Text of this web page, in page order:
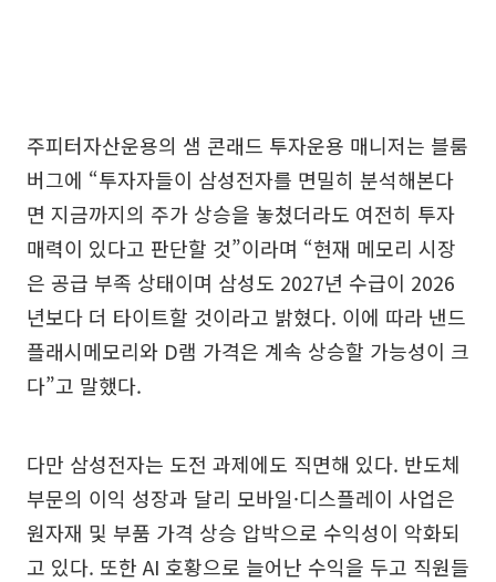
주피터자산운용의 샘 콘래드 투자운용 매니저는 블룸
버그에 “투자자들이 삼성전자를 면밀히 분석해본다
면 지금까지의 주가 상승을 놓쳤더라도 여전히 투자
매력이 있다고 판단할 것”이라며 “현재 메모리 시장
은 공급 부족 상태이며 삼성도 2027년 수급이 2026
년보다 더 타이트할 것이라고 밝혔다. 이에 따라 낸드
플래시메모리와 D램 가격은 계속 상승할 가능성이 크
다”고 말했다.
다만 삼성전자는 도전 과제에도 직면해 있다. 반도체
부문의 이익 성장과 달리 모바일·디스플레이 사업은
원자재 및 부품 가격 상승 압박으로 수익성이 악화되
고 있다. 또한 AI 호황으로 늘어난 수익을 두고 직원들